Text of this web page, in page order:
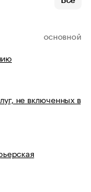
ОСНОВНОЙ
не включенных в